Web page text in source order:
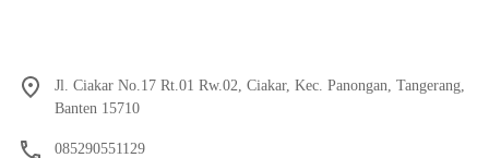
Jl. Ciakar No.17 Rt.01 Rw.02, Ciakar, Kec. Panongan, Tangerang,
Banten 15710
085290551129